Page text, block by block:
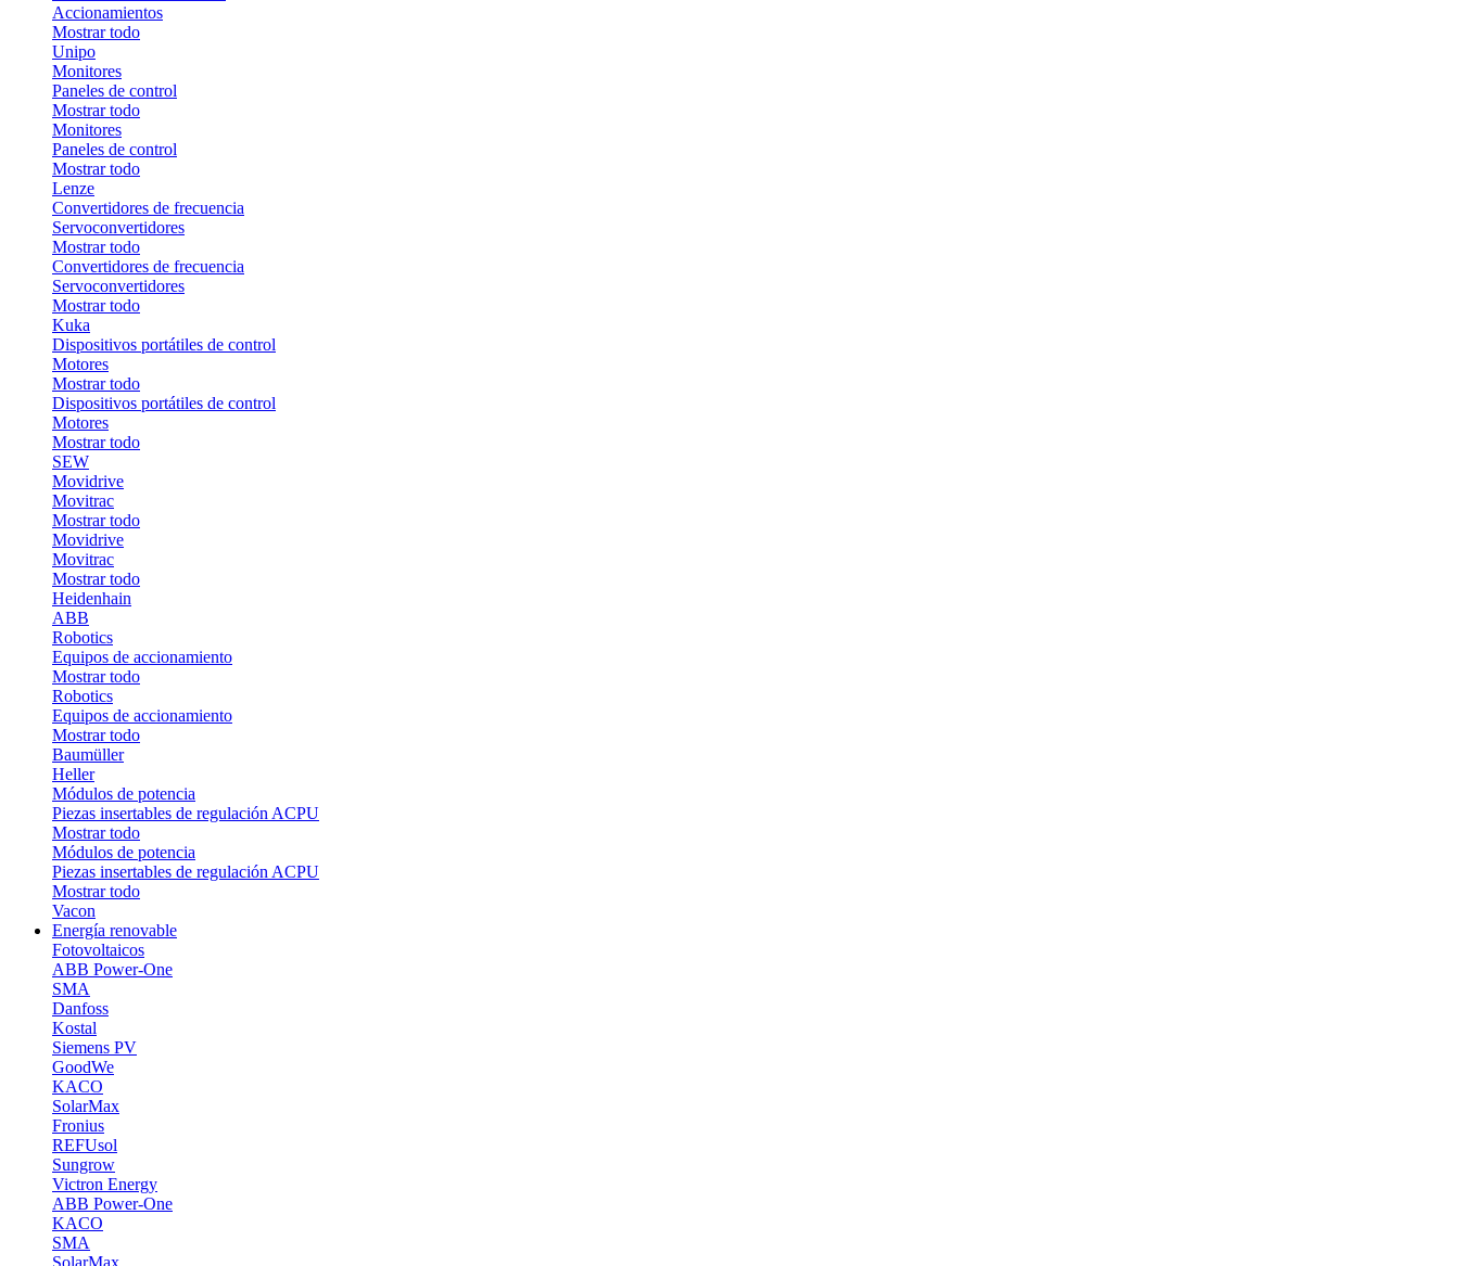
Accionamientos
Mostrar todo
Unipo
Monitores
Paneles de control
Mostrar todo
Monitores
Paneles de control
Mostrar todo
Lenze
Convertidores de frecuencia
Servoconvertidores
Mostrar todo
Convertidores de frecuencia
Servoconvertidores
Mostrar todo
Kuka
Dispositivos portátiles de control
Motores
Mostrar todo
Dispositivos portátiles de control
Motores
Mostrar todo
SEW
Movidrive
Movitrac
Mostrar todo
Movidrive
Movitrac
Mostrar todo
Heidenhain
ABB
Robotics
Equipos de accionamiento
Mostrar todo
Robotics
Equipos de accionamiento
Mostrar todo
Baumüller
Heller
Módulos de potencia
Piezas insertables de regulación ACPU
Mostrar todo
Módulos de potencia
Piezas insertables de regulación ACPU
Mostrar todo
Vacon
Energía renovable
Fotovoltaicos
ABB Power-One
SMA
Danfoss
Kostal
Siemens PV
GoodWe
KACO
SolarMax
Fronius
REFUsol
Sungrow
Victron Energy
ABB Power-One
KACO
SMA
SolarMax